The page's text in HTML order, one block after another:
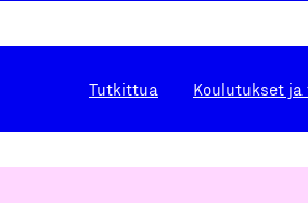
Tutkittua Koulutukset